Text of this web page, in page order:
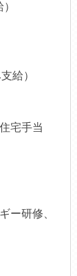
給）
宅手当
ー研修、